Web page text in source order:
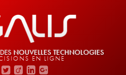
NOUVELLES TECHNOLOGIES
EN LIGNE